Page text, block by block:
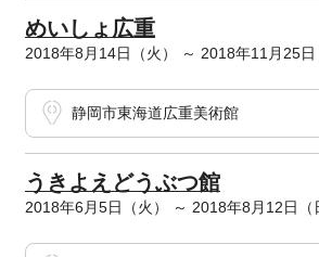
めいしょ広重
2018年8月14日（火） ～ 2018年11月25日
静岡市東海道広重美術館
うきよえどうぶつ館
2018年6月5日（火） ～ 2018年8月12日（